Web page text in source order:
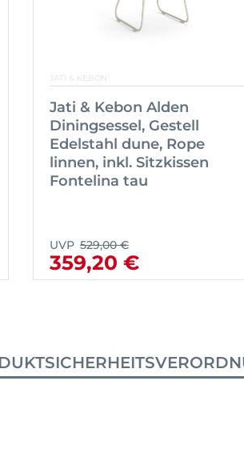
JATI & KEBON
Jati & Kebon Alden
Diningsessel, Gestell
Edelstahl dune, Rope
linnen, inkl. Sitzkissen
Fontelina tau
UVP 529,00 €
359,20 €